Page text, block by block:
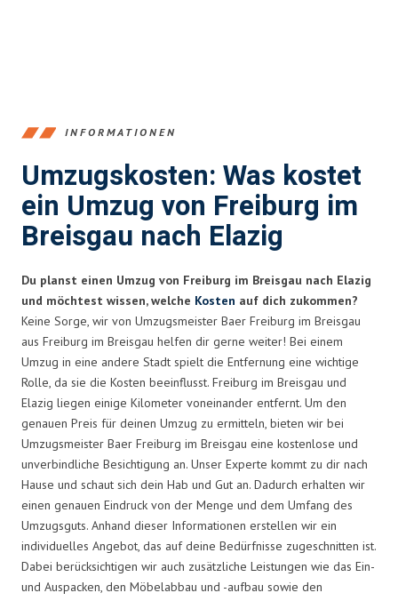
INFORMATIONEN
Umzugskosten: Was kostet
ein Umzug von Freiburg im
Breisgau nach Elazig
Du planst einen Umzug von Freiburg im Breisgau nach Elazig
und möchtest wissen, welche Kosten auf dich zukommen?
Keine Sorge, wir von Umzugsmeister Baer Freiburg im Breisgau
aus Freiburg im Breisgau helfen dir gerne weiter! Bei einem
Umzug in eine andere Stadt spielt die Entfernung eine wichtige
Rolle, da sie die Kosten beeinflusst. Freiburg im Breisgau und
Elazig liegen einige Kilometer voneinander entfernt. Um den
genauen Preis für deinen Umzug zu ermitteln, bieten wir bei
Umzugsmeister Baer Freiburg im Breisgau eine kostenlose und
unverbindliche Besichtigung an. Unser Experte kommt zu dir nach
Hause und schaut sich dein Hab und Gut an. Dadurch erhalten wir
einen genauen Eindruck von der Menge und dem Umfang des
Umzugsguts. Anhand dieser Informationen erstellen wir ein
individuelles Angebot, das auf deine Bedürfnisse zugeschnitten ist.
Dabei berücksichtigen wir auch zusätzliche Leistungen wie das Ein-
und Auspacken, den Möbelabbau und -aufbau sowie den